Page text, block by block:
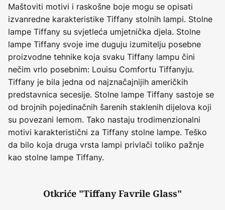
Maštoviti motivi i raskošne boje mogu se opisati
izvanredne karakteristike Tiffany stolnih lampi. Stolne
lampe Tiffany su svjetleća umjetnička djela. Stolne
lampe Tiffany svoje ime duguju izumitelju posebne
proizvodne tehnike koja svaku Tiffany lampu čini
nečim vrlo posebnim: Louisu Comfortu Tiffanyju.
Tiffany je bila jedna od najznačajnijih američkih
predstavnica secesije. Stolne lampe Tiffany sastoje se
od brojnih pojedinačnih šarenih staklenih dijelova koji
su povezani lemom. Tako nastaju trodimenzionalni
motivi karakteristični za Tiffany stolne lampe. Teško
da bilo koja druga vrsta lampi privlači toliko pažnje
kao stolne lampe Tiffany.
Otkriće "Tiffany Favrile Glass"